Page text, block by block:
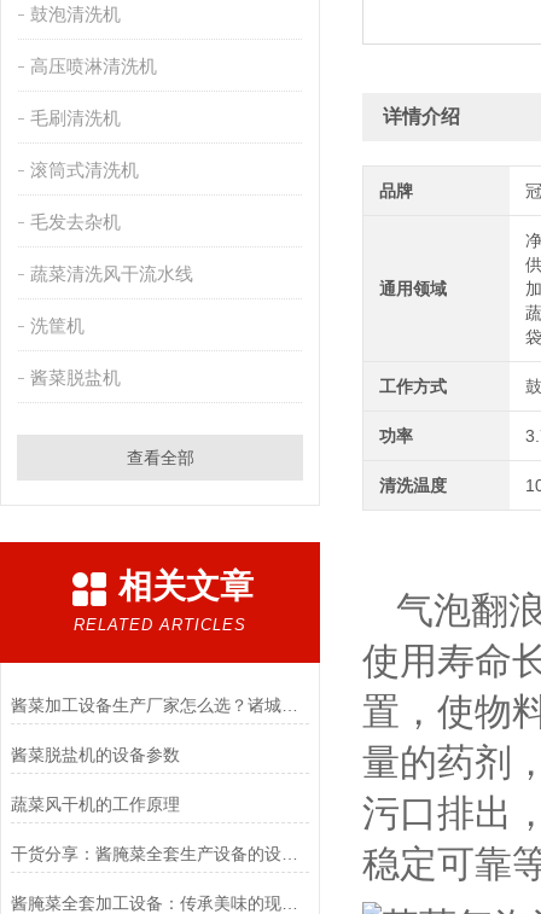
鼓泡清洗机
高压喷淋清洗机
毛刷清洗机
滚筒式清洗机
毛发去杂机
蔬菜清洗风干流水线
洗筐机
酱菜脱盐机
查看全部
相关文章
RELATED ARTICLES
酱菜加工设备生产厂家怎么选？诸城冠通机械为您支招
酱菜脱盐机的设备参数
蔬菜风干机的工作原理
干货分享：酱腌菜全套生产设备的设计要求
酱腌菜全套加工设备：传承美味的现代科技之选
详情介绍
品牌
通用领域
工作方式
功率
清洗温度
气泡翻
使用寿命
置，使物
量的药剂
污口排出
稳定可靠